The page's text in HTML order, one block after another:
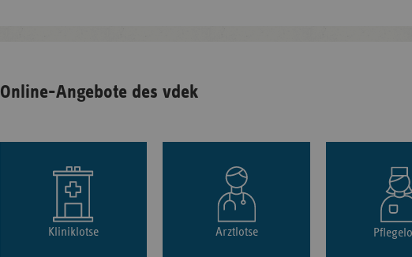
Online-Angebote des vdek
Kliniklotse Arztlotse